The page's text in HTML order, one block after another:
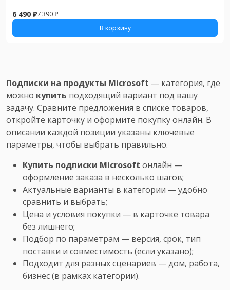
6 490 ₽7 390 ₽
В корзину
Подписки на продукты Microsoft — категория, где
можно купить подходящий вариант под вашу
задачу. Сравните предложения в списке товаров,
откройте карточку и оформите покупку онлайн. В
описании каждой позиции указаны ключевые
параметры, чтобы выбрать правильно.
Купить подписки Microsoft онлайн —
оформление заказа в несколько шагов;
Актуальные варианты в категории — удобно
сравнить и выбрать;
Цена и условия покупки — в карточке товара
без лишнего;
Подбор по параметрам — версия, срок, тип
поставки и совместимость (если указано);
Подходит для разных сценариев — дом, работа,
бизнес (в рамках категории).